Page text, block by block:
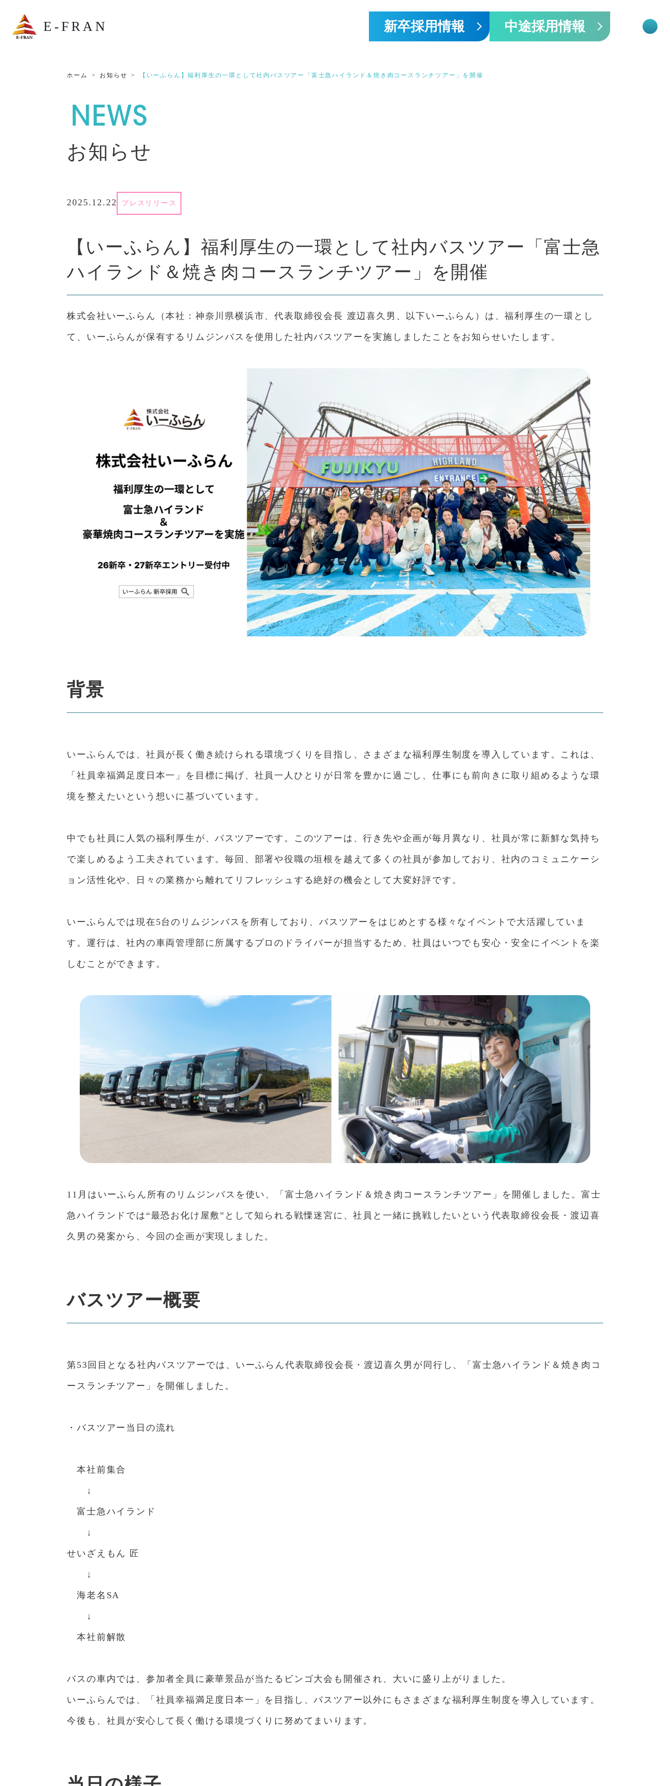
E-FRAN 新卒採用情報 中途採用情報
ホーム お知らせ 【いーふらん】福利厚生の一環として社内バスツアー「富士急ハイランド＆焼き肉コースランチツアー」を開催
NEWS
お知らせ
2025.12.22 プレスリリース
【いーふらん】福利厚生の一環として社内バスツアー「富士急
ハイランド＆焼き肉コースランチツアー」を開催
株式会社いーふらん（本社：神奈川県横浜市、代表取締役会長 渡辺喜久男、以下いーふらん）は、福利厚生の一環とし
て、いーふらんが保有するリムジンバスを使用した社内バスツアーを実施しましたことをお知らせいたします。
背景
いーふらんでは、社員が長く働き続けられる環境づくりを目指し、さまざまな福利厚生制度を導入しています。これは、
「社員幸福満足度日本一」を目標に掲げ、社員一人ひとりが日常を豊かに過ごし、仕事にも前向きに取り組めるような環
境を整えたいという想いに基づいています。
中でも社員に人気の福利厚生が、バスツアーです。このツアーは、行き先や企画が毎月異なり、社員が常に新鮮な気持ち
で楽しめるよう工夫されています。毎回、部署や役職の垣根を越えて多くの社員が参加しており、社内のコミュニケーシ
ョン活性化や、日々の業務から離れてリフレッシュする絶好の機会として大変好評です。
いーふらんでは現在5台のリムジンバスを所有しており、バスツアーをはじめとする様々なイベントで大活躍していま
す。運行は、社内の車両管理部に所属するプロのドライバーが担当するため、社員はいつでも安心・安全にイベントを楽
しむことができます。
11月はいーふらん所有のリムジンバスを使い、「富士急ハイランド＆焼き肉コースランチツアー」を開催しました。富士
急ハイランドでは“最恐お化け屋敷”として知られる戦慄迷宮に、社員と一緒に挑戦したいという代表取締役会長・渡辺喜
久男の発案から、今回の企画が実現しました。
バスツアー概要
第53回目となる社内バスツアーでは、いーふらん代表取締役会長・渡辺喜久男が同行し、「富士急ハイランド＆焼き肉コ
ースランチツアー」を開催しました。
・バスツアー当日の流れ
本社前集合
↓
富士急ハイランド
↓
せいざえもん 匠
↓
海老名SA
↓
本社前解散
バスの車内では、参加者全員に豪華景品が当たるビンゴ大会も開催され、大いに盛り上がりました。
いーふらんでは、「社員幸福満足度日本一」を目指し、バスツアー以外にもさまざまな福利厚生制度を導入しています。
今後も、社員が安心して長く働ける環境づくりに努めてまいります。